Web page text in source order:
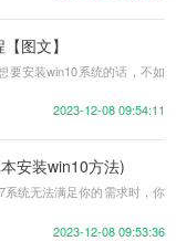
图文】
要安装win10系统的话，不如
2023-12-08 09:54:11
安装win10方法)
统无法满足你的需求时，你
2023-12-08 09:53:36